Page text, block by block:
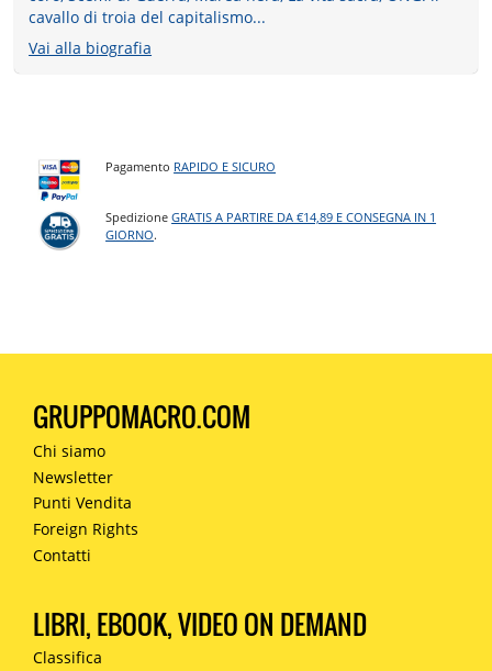
cavallo di troia del capitalismo...
Vai alla biografia
Pagamento RAPIDO E SICURO
SpedizioneGRATIS A PARTIRE DA €14,89 E CONSEGNA IN 1
GIORNO.
GRUPPOMACRO.COM
Chi siamo
Newsletter
Punti Vendita
Foreign Rights
Contatti
LIBRI, EBOOK, VIDEO ON DEMAND
Classifica